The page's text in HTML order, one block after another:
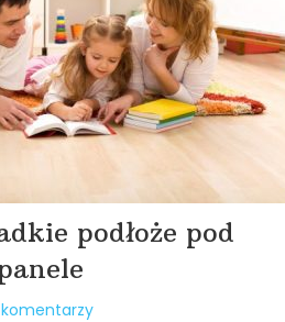
podłoże pod
komentarzy